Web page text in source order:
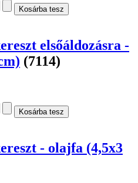
elsőáldozásra -
(7114)
- olajfa (4,5x3